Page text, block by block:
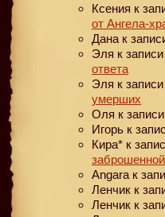
Ксения к
от Ангела-
Дана к
Эля к записи
ответа
Эля к записи
умерших
Оля к записи
Игорь к
Кира* к
Angara к
Ленчик к
Ленчик к